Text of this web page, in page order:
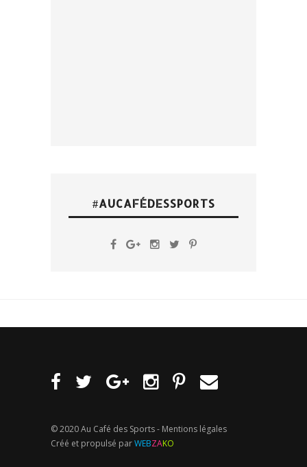
#AUCAFÉDESSPORTS
© 2020 Au Café des Sports - Mentions légales
Créé et propulsé parWEBZAKO